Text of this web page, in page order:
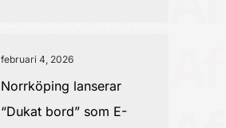
februari 4, 2026
Norrköping lanserar
“Dukat bord” som E-